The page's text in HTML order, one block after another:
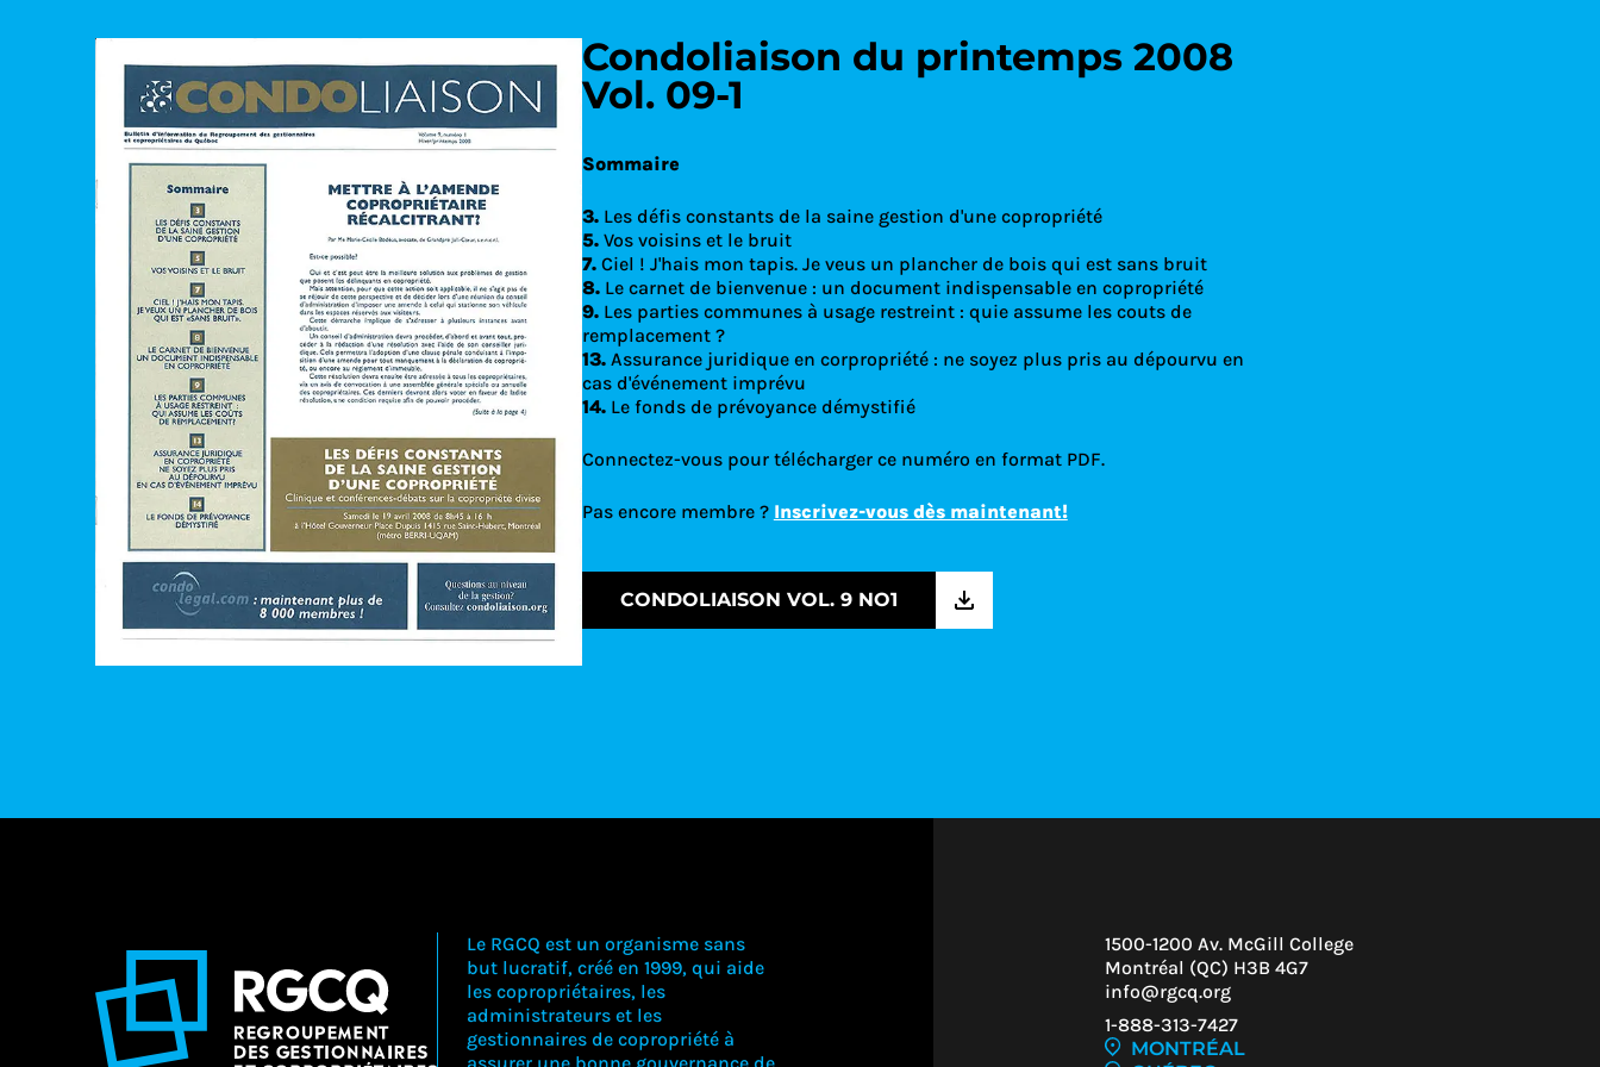
Condoliaison du printemps 2008
Vol. 09-1
Sommaire
3.Les défis constants de la saine gestion d'une copropriété
5.Vos voisins et le bruit
7.Ciel ! J'hais mon tapis. Je veus un plancher de bois qui est sans bruit
8.Le carnet de bienvenue : un document indispensable en copropriété
9.Les parties communes à usage restreint : quie assume les couts de
remplacement ?
13.Assurance juridique en corpropriété : ne soyez plus pris au dépourvu en
cas d'événement imprévu
14.Le fonds de prévoyance démystifié
Connectez-vous pour télécharger ce numéro en format PDF.
Pas encore membre ? Inscrivez-vous dès maintenant!
CONDOLIAISON VOL. 9 NO1
Le RGCQ est un organisme sans
but lucratif, créé en 1999, qui aide
les copropriétaires, les
administrateurs et les
gestionnaires de copropriété à
1500-1200 Av. McGill College
Montréal (QC) H3B 4G7
info@rgcq.org
1-888-313-7427
MONTRÉAL